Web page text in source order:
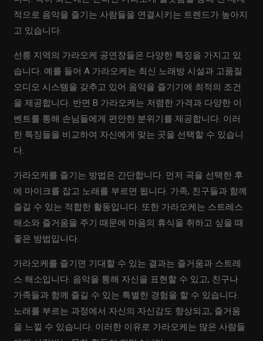
적으로 음악을 즐기는 사람들을 연결시키는 트렌드가 높아지
고 있습니다.
선릉 지역의 가라오케 공연장들은 다양한 특징을 가지고 있
습니다. 예를 들어 A 가라오케는 최신 노래방 시설과 고품질
오디오 시스템을 갖추고 있어 음악을 즐기기에 최적의 조건
을 제공합니다. 반면 B 가라오케는 저렴한 가격과 다양한 이
벤트를 통해 손님들에게 편안한 분위기를 제공합니다. 이러
한 특징들을 비교하여 자신에게 맞는 곳을 선택할 수 있습니
다.
가라오케를 즐기는 방법은 간단합니다. 먼저 곡을 선택한 후
에 마이크를 잡고 노래를 부르면 됩니다. 가족, 친구들과 함께
즐길 수 있는 적합한 활동입니다. 또한 가라오케는 스트레스
해소와 즐거움을 주기 때문에 마음의 휴식을 취하고 싶을 때
좋은 방법입니다.
가라오케를 즐기면 기대할 수 있는 결과는 즐거움과 스트레
스 해소입니다. 음악을 통해 자신을 표현할 수 있고, 친구나
가족들과 함께 즐길 수 있는 특별한 경험을 할 수 있습니다.
노래를 부르는 과정에서 자신의 자신감도 향상되고, 즐거움
을 느낄 수 있습니다. 이러한 이유로 가라오케는 많은 사람들